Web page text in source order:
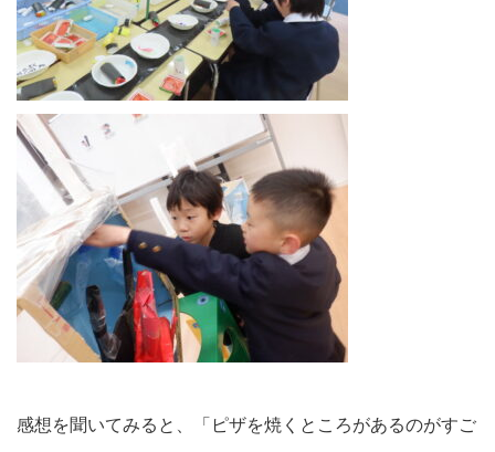
感想を聞いてみると、「ピザを焼くところがあるのがすご